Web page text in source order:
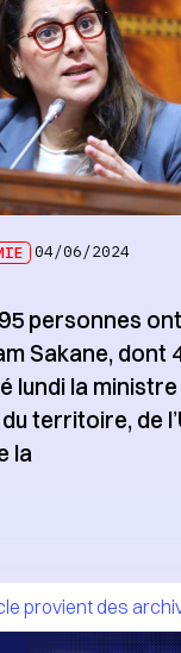
04/06/2024
personnes
Sakane, dont
lundi la ministre
territoire, de
la
provient des